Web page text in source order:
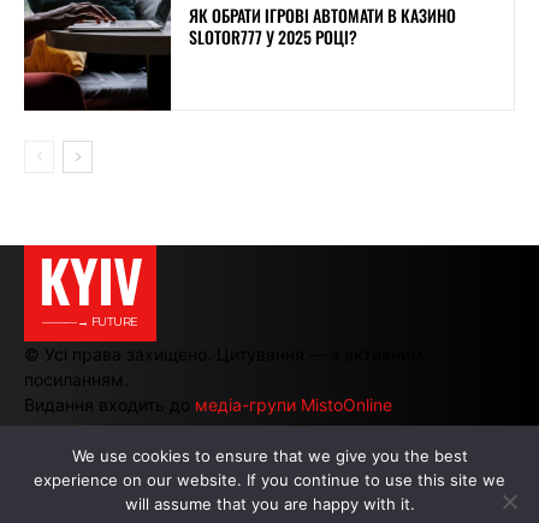
ЯК ОБРАТИ ІГРОВІ АВТОМАТИ В КАЗИНО
SLOTOR777 У 2025 РОЦІ?
KYIV
———→ FUTURE
© Усі права захищено. Цитування — з активним
посиланням.
Видання входить до медіа-групи MistoOnline
АВТОРИ | РЕКЛАМА НА САЙТІ
We use cookies to ensure that we give you the best
experience on our website. If you continue to use this site we
will assume that you are happy with it.